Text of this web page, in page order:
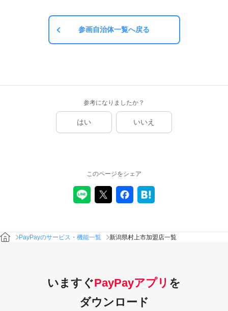
参画自治体一覧へ戻る
参考になりましたか？
はい いいえ
このページをシェア
PayPayのサービス・機能一覧 新潟県村上市加盟店一覧
いますぐPayPayアプリ を
ダウンロード